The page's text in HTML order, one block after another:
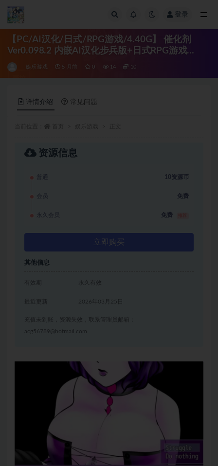
登录
【PC/AI汉化/日式/RPG游戏/4.40G】 催化剂
Ver0.098.2 内嵌AI汉化步兵版+日式RPG游戏
+4.40G
娱乐游戏 5 月前 0 14 10
详情介绍 常见问题
资源信息
普通 10资源币
会员 免费
永久会员 免费
立即购买
其他信息
有效期 永久有效
2026年03月25日
充值未到账，资源失效，联系管理员邮箱：
acg56789@hotmail.com